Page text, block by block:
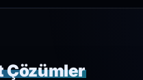
Çözümler